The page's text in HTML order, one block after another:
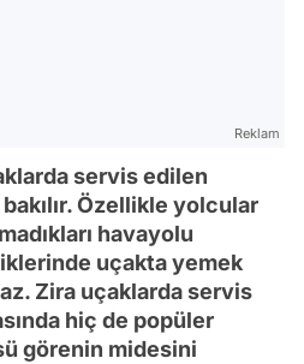
Reklam
servis edilen
Özellikle yolcular
havayolu
uçakta yemek
Zira uçaklarda servis
hiç de popüler
görenin midesini